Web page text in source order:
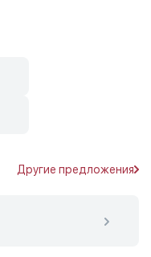
Другие предложения